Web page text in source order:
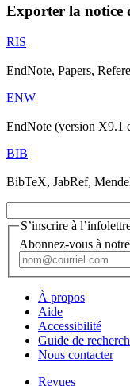
Exporter la notice
RIS
EndNote, Papers,
ENW
EndNote (version X9.1
BIB
BibTeX, JabRef,
S’inscrire à
Abonnez-vous à
À propos
Aide
Accessibilité
Guide de
Nous contacter
Revues